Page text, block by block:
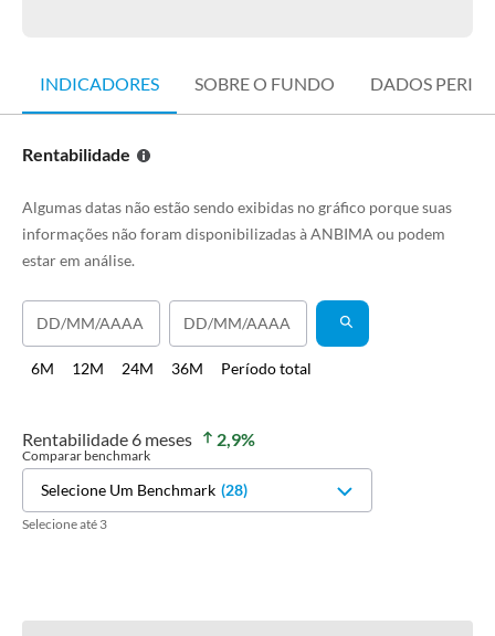
INDICADORES SOBRE O FUNDO DADOS
Rentabilidade
Algumas datas não estão sendo exibidas no gráfico porque suas
informações não foram disponibilizadas à ANBIMA ou podem
estar em análise.
6M 12M 24M 36M Período total
Rentabilidade 6 meses 2,9%
Comparar benchmark
Selecione Um Benchmark (28)
Selecione até 3